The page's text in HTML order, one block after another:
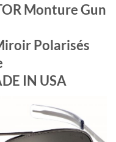
Monture Gun
Polarisés
IN USA